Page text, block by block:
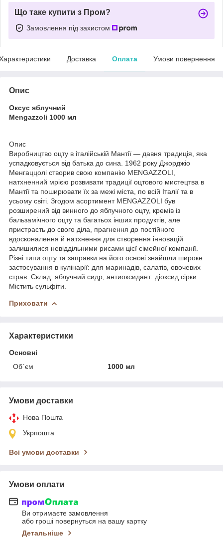
Що таке купити з Пром?
Замовлення під захистом
Доставка Оплата Умови повернення
Опис
Оксус яблучний
Mengazzoli 1000 мл
Опис
Виробництво оцту в італійській Мантії — давня традиція, яка
успадковується від батька до сина. 1962 року Джорджіо
Менгаццолі створив свою компанію MENGAZZOLI,
натхненний мрією розвивати традиції оцтового мистецтва в
Мантії та поширювати їх за межі міста, по всій Італії та в
усьому світі. Згодом асортимент MENGAZZOLI був
розширений від винного до яблучного оцту, кремів із
бальзамічного оцту та багатьох інших продуктів, але
пристрасть до свого діла, прагнення до постійного
вдосконалення й натхнення для створення інновацій
залишилися невіддільними рисами цієї сімейної компанії.
Різні типи оцту та заправки на його основі знайшли широке
застосування в кулінарії: для маринадів, салатів, овочевих
страв. Склад: яблучний сидр, антиоксидант: діоксид сірки
Містить сульфіти.
Приховати
Характеристики
Основні
Об`єм
1000 мл
Умови доставки
Нова Пошта
Укрпошта
Всі умови доставки
Умови оплати
Ви отримаєте замовлення
або гроші повернуться на вашу картку
Детальніше